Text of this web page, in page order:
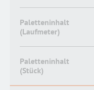
Paletteninhalt
(Laufmeter)
Paletteninhalt
(Stück)